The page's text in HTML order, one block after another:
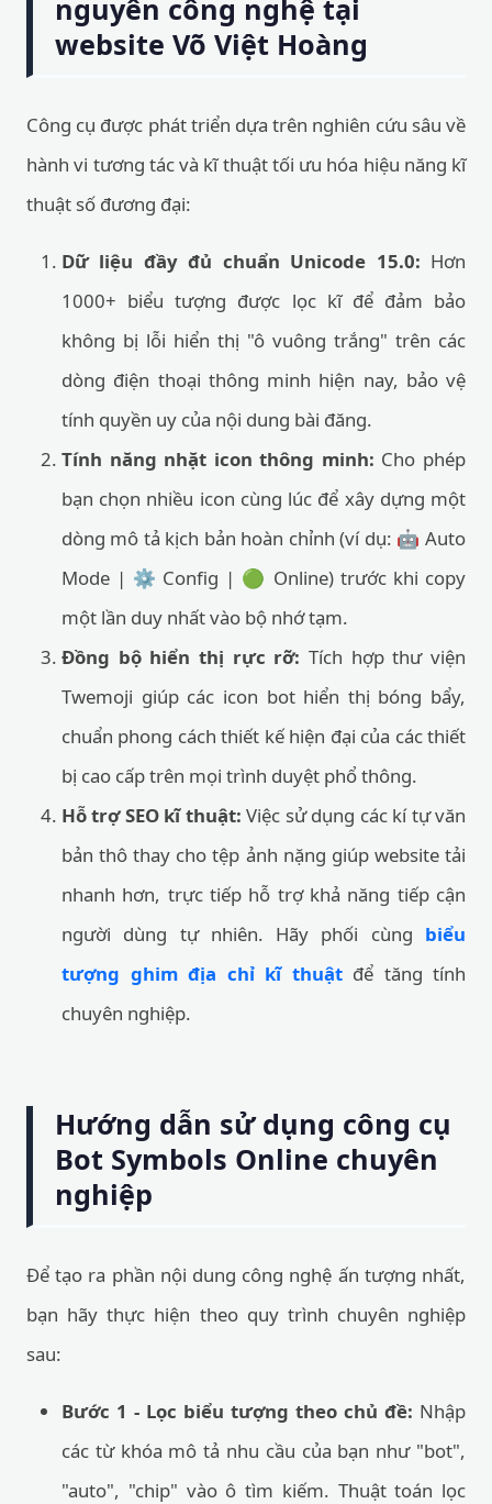
nguyên công nghệ tại
website Võ Việt Hoàng
Công cụ được phát triển dựa trên nghiên cứu sâu về
hành vi tương tác và kĩ thuật tối ưu hóa hiệu năng kĩ
thuật số đương đại:
Dữ liệu đầy đủ chuẩn Unicode 15.0: Hơn
1000+ biểu tượng được lọc kĩ để đảm bảo
không bị lỗi hiển thị "ô vuông trắng" trên các
dòng điện thoại thông minh hiện nay, bảo vệ
tính quyền uy của nội dung bài đăng.
Tính năng nhặt icon thông minh: Cho phép
bạn chọn nhiều icon cùng lúc để xây dựng một
dòng mô tả kịch bản hoàn chỉnh (ví dụ: 🤖 Auto
Mode | ⚙️ Config | 🟢 Online) trước khi copy
một lần duy nhất vào bộ nhớ tạm.
Đồng bộ hiển thị rực rỡ: Tích hợp thư viện
Twemoji giúp các icon bot hiển thị bóng bẩy,
chuẩn phong cách thiết kế hiện đại của các thiết
bị cao cấp trên mọi trình duyệt phổ thông.
Hỗ trợ SEO kĩ thuật: Việc sử dụng các kí tự văn
bản thô thay cho tệp ảnh nặng giúp website tải
nhanh hơn, trực tiếp hỗ trợ khả năng tiếp cận
người dùng tự nhiên. Hãy phối cùng biểu
tượng ghim địa chỉ kĩ thuậtđể tăng tính
chuyên nghiệp.
Hướng dẫn sử dụng công cụ
Bot Symbols Online chuyên
nghiệp
Để tạo ra phần nội dung công nghệ ấn tượng nhất,
bạn hãy thực hiện theo quy trình chuyên nghiệp
sau:
Bước 1 - Lọc biểu tượng theo chủ đề: Nhập
các từ khóa mô tả nhu cầu của bạn như "bot",
"auto", "chip" vào ô tìm kiếm. Thuật toán lọc